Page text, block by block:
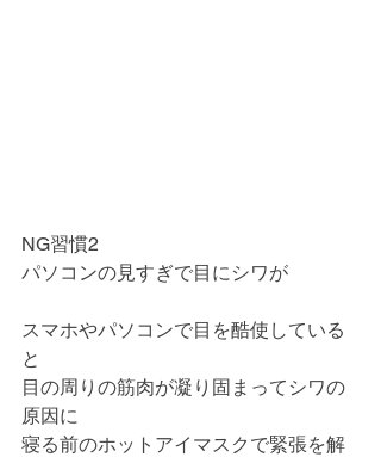
NG習慣2
パソコンの見すぎで目にシワが
スマホやパソコンで目を酷使している
と
目の周りの筋肉が凝り固まってシワの
原因に
寝る前のホットアイマスクで緊張を解